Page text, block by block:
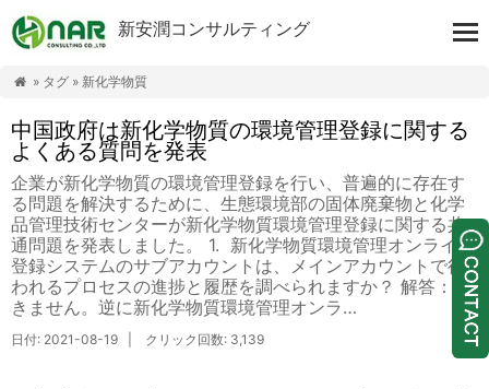
新安潤コンサルティング
 » タグ » 新化学物質
中国政府は新化学物質の環境管理登録に関する
よくある質問を発表
企業が新化学物質の環境管理登録を行い、普遍的に存在す
る問題を解決するために、生態環境部の固体廃棄物と化学
品管理技術センターが新化学物質環境管理登録に関する共
通問題を発表しました。 1. 新化学物質環境管理オンライン
登録システムのサブアカウントは、メインアカウントで行
われるプロセスの進捗と履歴を調べられますか？ 解答：で
きません。逆に新化学物質環境管理オンラ…
日付: 2021-08-19 | クリック回数: 3,139